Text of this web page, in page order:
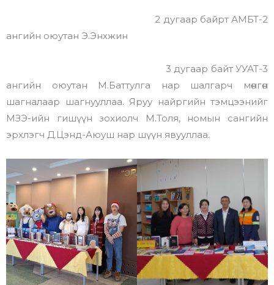
2 дугаар байрт АМБТ-2
ангийн оюутан Э.Энхжин
3 дугаар байт УУАТ-3
ангийн оюутан М.Баттулга нар шалгарч мөнгөн
шагналаар шагнууллаа. Яруу найргийн тэмцээнийг
МЗЭ-ийн гишүүн зохиолч М.Толя, номын сангийн
эрхлэгч Д.Цэнд-Аюуш нар шүүн явууллаа.